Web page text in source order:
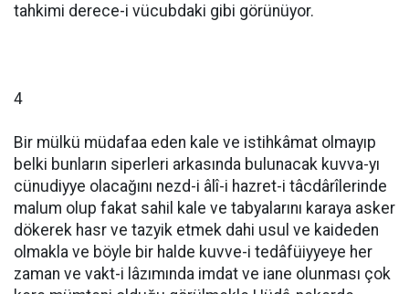
tahkimi derece-i vücubdaki gibi görünüyor.
4
Bir mülkü müdafaa eden kale ve istihkâmat olmayıp
belki bunların siperleri arkasında bulunacak kuvva-yı
cünudiyye olacağını nezd-i âlî-i hazret-i tâcdârîlerinde
malum olup fakat sahil kale ve tabyalarını karaya asker
dökerek hasr ve tazyik etmek dahi usul ve kaideden
olmakla ve böyle bir halde kuvve-i tedâfüiyyeye her
zaman ve vakt-i lâzımında imdat ve iane olunması çok